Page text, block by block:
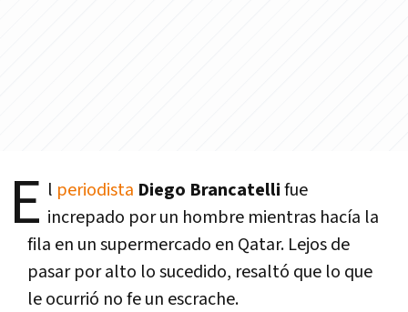
E l periodista Diego Brancatellifue
increpado por un hombre mientras hacía la
fila en un supermercado en Qatar. Lejos de
pasar por alto lo sucedido, resaltó que lo que
le ocurrió no fe un escrache.